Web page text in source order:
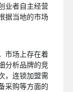
业者自主经营
据当地的市场
市场上存在着
分析品牌的竞
，连锁加盟需
采购等方面的